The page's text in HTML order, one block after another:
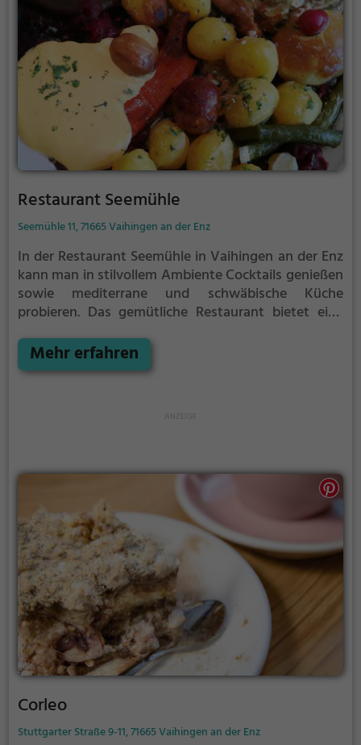
Restaurant Seemühle
Seemühle 11, 71665 Vaihingen an der Enz
In der Restaurant Seemühle in Vaihingen an der Enz
kann man in stilvollem Ambiente Cocktails genießen
sowie mediterrane und schwäbische Küche
probieren. Das gemütliche Restaurant bietet eine
Biergarten. Hier findet man eine große Auswahl an
Bieren, deutsche und regionale Spezialitäten sowie
Mehr erfahren
Corleo
Stuttgarter Straße 9-11, 71665 Vaihingen an der Enz